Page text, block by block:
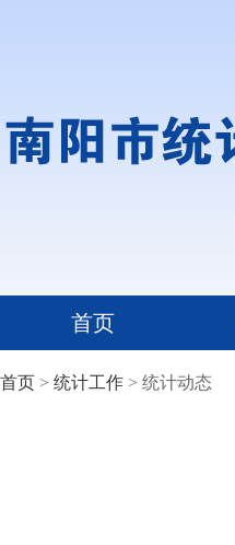
首页
首页 > 统计工作 > 统计动态